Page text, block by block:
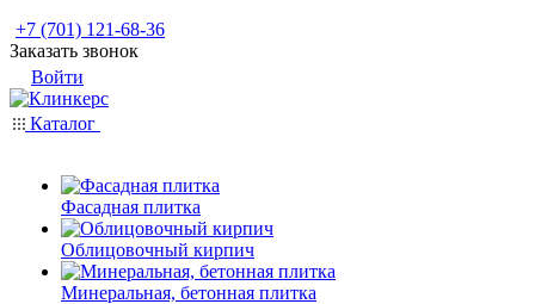
+7 (701) 121-68-36
Заказать звонок
Войти
Каталог
Фасадная плитка
Облицовочный кирпич
Минеральная, бетонная плитка